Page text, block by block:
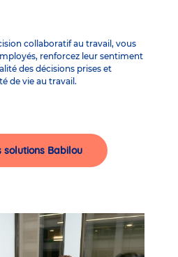
collaboratif au travail, vous
renforcez leur sentiment
des décisions prises et
de vie au travail.
Babilou